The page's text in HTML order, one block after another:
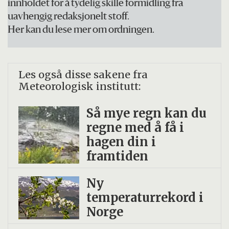
innholdet for å tydelig skille formidling fra
uavhengig redaksjonelt stoff.
Her kan du lese mer om ordningen.
Les også disse sakene fra
Meteorologisk institutt:
Så mye regn kan du
regne med å få i
hagen din i
framtiden
Ny
temperaturrekord i
Norge